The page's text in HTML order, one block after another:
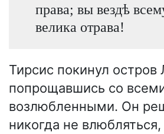
права; вы вездѣ
велика отрава!
Тирсис покинул
попрощавшись со
возлюбленными. Он
никогда не влюбляться,